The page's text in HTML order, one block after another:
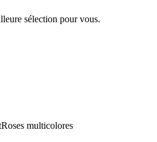
sélection pour vous.
Roses multicolores